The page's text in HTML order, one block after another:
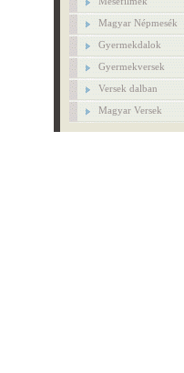
Magyar Népmesék
Gyermekdalok
Gyermekversek
Versek dalban
Magyar Versek